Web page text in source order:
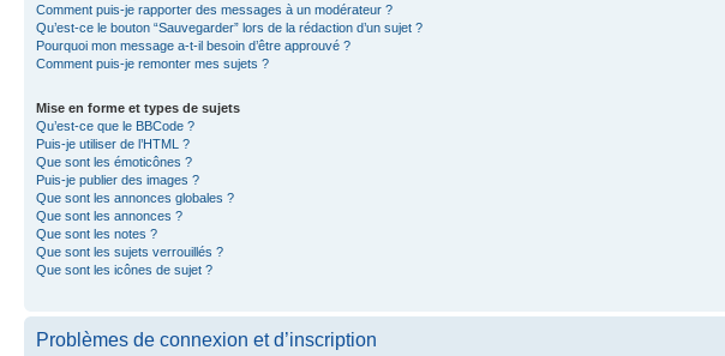
Comment puis-je rapporter des messages à un modérateur ?
Qu’est-ce le bouton “Sauvegarder” lors de la rédaction d’un sujet ?
Pourquoi mon message a-t-il besoin d’être approuvé ?
Comment puis-je remonter mes sujets ?
Mise en forme et types de sujets
Qu’est-ce que le BBCode ?
Puis-je utiliser de l’HTML ?
Que sont les émoticônes ?
Puis-je publier des images ?
Que sont les annonces globales ?
Que sont les annonces ?
Que sont les notes ?
Que sont les sujets verrouillés ?
Que sont les icônes de sujet ?
Problèmes de connexion et d’inscription